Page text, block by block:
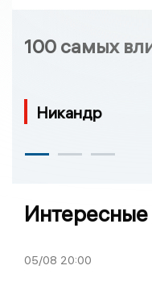
100 самых
Никандр
Интересные
05/08 20:00